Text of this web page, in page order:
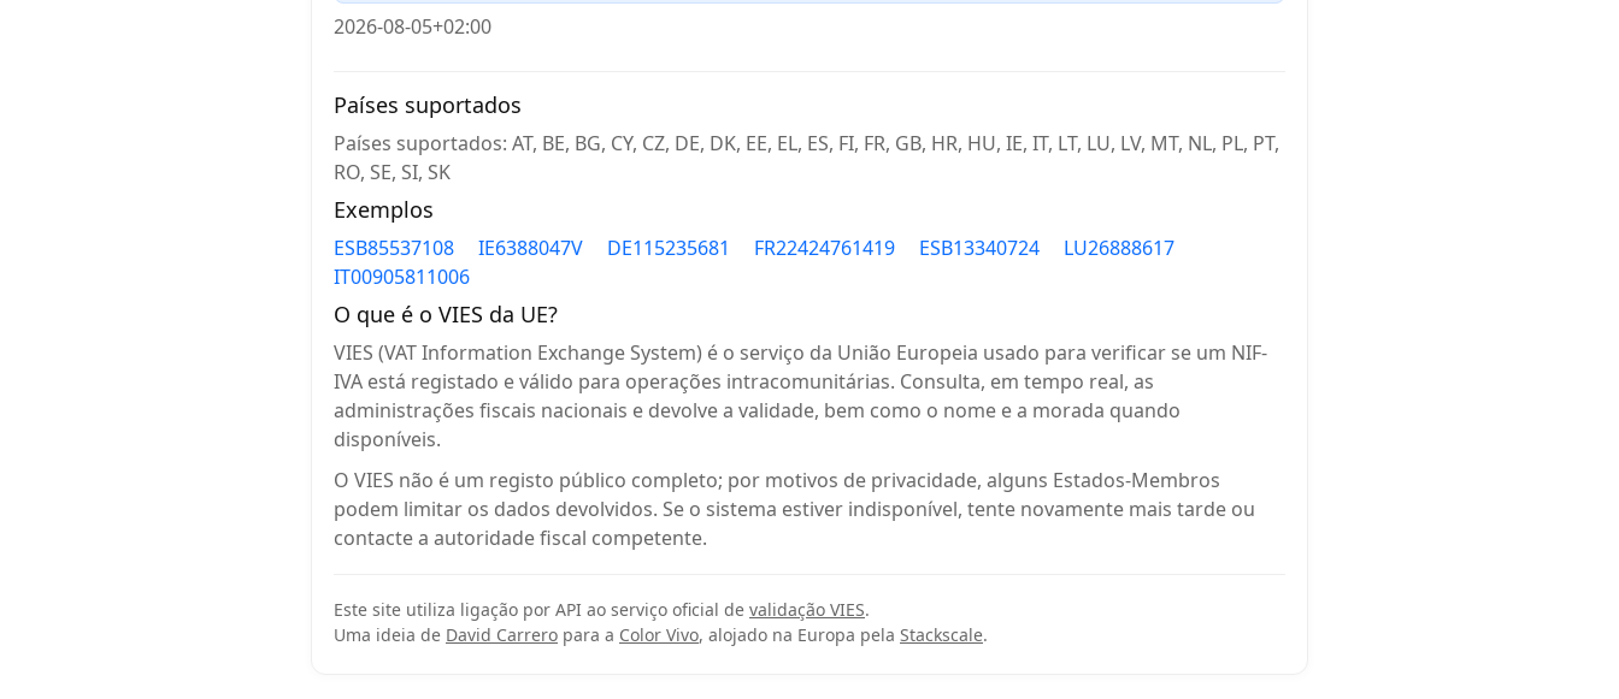
2026-08-05+02:00
Países suportados
Países suportados: AT, BE, BG, CY, CZ, DE, DK, EE, EL, ES, FI, FR, GB, HR, HU, IE, IT, LT, LU, LV, MT, NL, PL, PT,
RO, SE, SI, SK
Exemplos
ESB85537108 IE6388047V DE115235681 FR22424761419 ESB13340724
LU26888617
IT00905811006
O que é o VIES da UE?
VIES (VAT Information Exchange System) é o serviço da União Europeia usado para verificar se um NIF-
IVA está registado e válido para operações intracomunitárias. Consulta, em tempo real, as
administrações fiscais nacionais e devolve a validade, bem como o nome e a morada quando
disponíveis.
O VIES não é um registo público completo; por motivos de privacidade, alguns Estados-Membros
podem limitar os dados devolvidos. Se o sistema estiver indisponível, tente novamente mais tarde ou
contacte a autoridade fiscal competente.
Este site utiliza ligação por API ao serviço oficial de validação VIES.
Uma ideia de David Carrero para a Color Vivo, alojado na Europa pela Stackscale.